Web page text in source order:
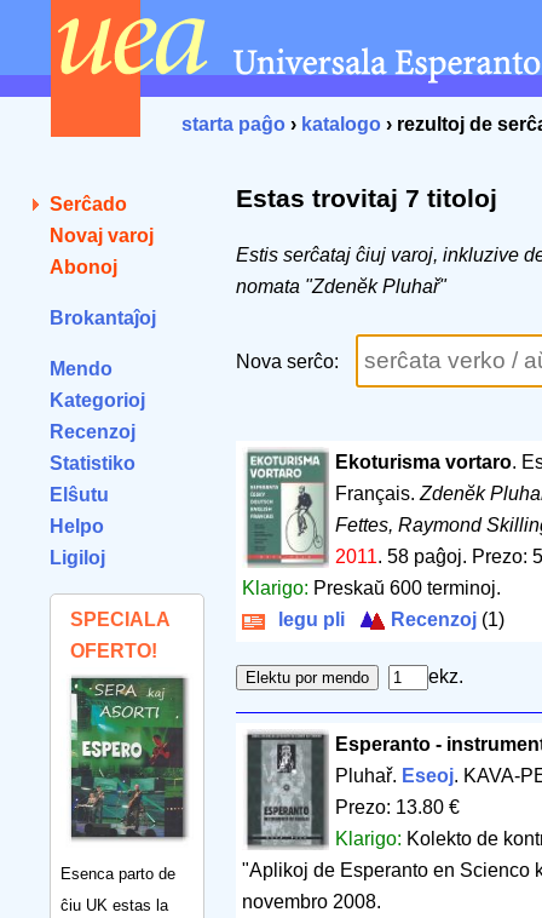
starta paĝo › katalogo › rezultoj de
Serĉado
Novaj varoj
Abonoj
Brokantaĵoj
Mendo
Kategorioj
Recenzoj
Statistiko
Elŝutu
Helpo
Ligiloj
SPECIALA
OFERTO!
Esenca parto de
ĉiu UK estas la
Estas trovitaj 7 titoloj
Estis serĉataj ĉiuj varoj, inkluzive
nomata "Zdenĕk Pluhař"
Nova serĉo:
Ekoturisma vortaro.
Français. Zdenĕk
Fettes, Raymond
2011. 58 paĝoj. Prezo:
Klarigo: Preskaŭ 600 terminoj.
legu pli
Recenzoj (1)
ekz.
Esperanto -
Pluhař. Eseoj. KAVA-
Prezo: 13.80 €
Klarigo: Kolekto de
"Aplikoj de Esperanto en Scienco
novembro 2008.